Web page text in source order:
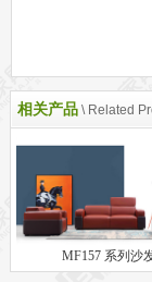
相关产品 \ Related
MF157 系列沙